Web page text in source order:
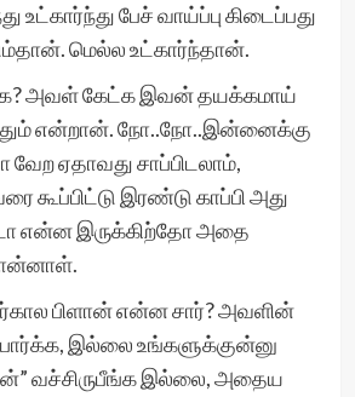
உட்கார்ந்து பேச் வாய்ப்பு கிடைப்பது
மெல்ல உட்கார்ந்தான்.
அவள் கேட்க இவன் தயக்கமாய்
என்றான். நோ..நோ..இன்னைக்கு
ஏதாவது சாப்பிடலாம்,
இரண்டு காப்பி அது
என்ன இருக்கிற்தோ அதை
பிளான் என்ன சார்? அவளின்
பார்க்க, இல்லை உங்களுக்குன்னு
வச்சிருபீங்க இல்லை, அதைய